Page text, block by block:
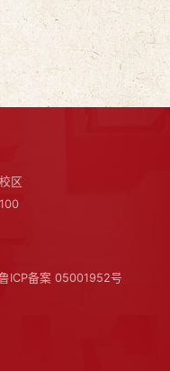
区
ICP备案 05001952号